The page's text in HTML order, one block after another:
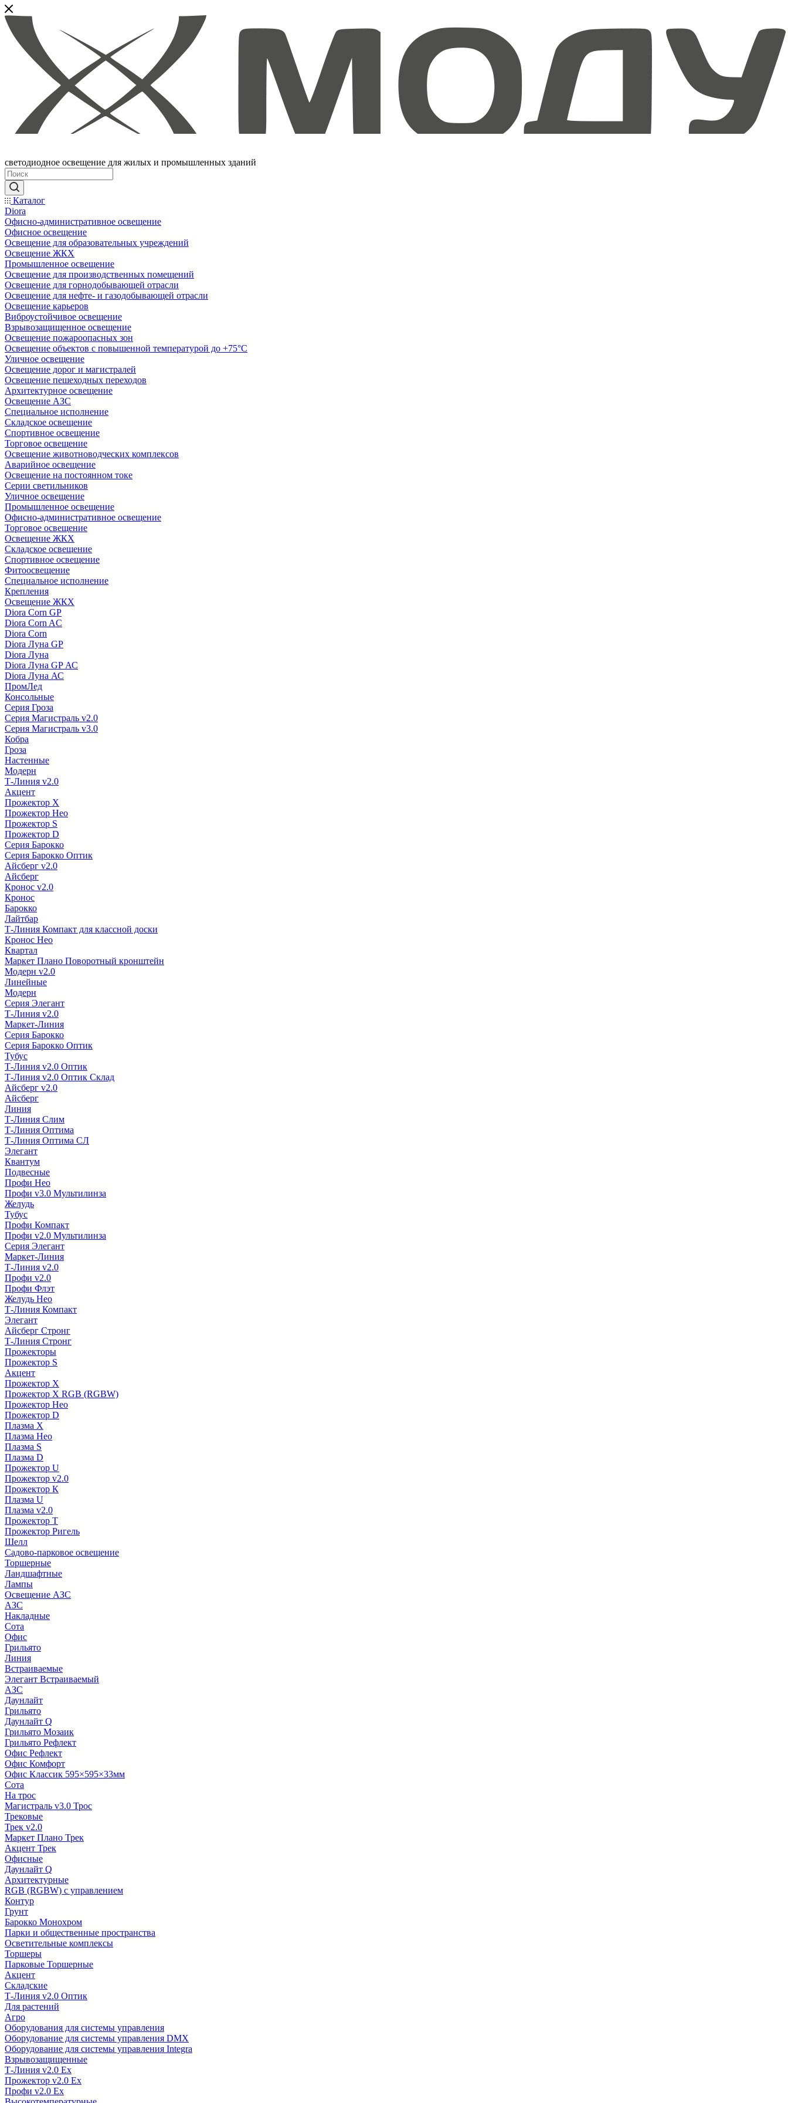
светодиодное освещение для жилых и промышленных зданий
Каталог
Diora
Офисно-административное освещение
Офисное освещение
Освещение для образовательных учреждений
Освещение ЖКХ
Промышленное освещение
Освещение для производственных помещений
Освещение для горнодобывающей отрасли
Освещение для нефте- и газодобывающей отрасли
Освещение карьеров
Виброустойчивое освещение
Взрывозащищенное освещение
Освещение пожароопасных зон
Освещение объектов с повышенной температурой до +75°C
Уличное освещение
Освещение дорог и магистралей
Освещение пешеходных переходов
Архитектурное освещение
Освещение АЗС
Специальное исполнение
Складское освещение
Спортивное освещение
Торговое освещение
Освещение животноводческих комплексов
Аварийное освещение
Освещение на постоянном токе
Серии светильников
Уличное освещение
Промышленное освещение
Офисно-административное освещение
Торговое освещение
Освещение ЖКХ
Складское освещение
Спортивное освещение
Фитоосвещение
Специальное исполнение
Крепления
Освещение ЖКХ
Diora Corn GP
Diora Corn AC
Diora Corn
Diora Луна GP
Diora Луна
Diora Луна GP АС
Diora Луна АС
ПромЛед
Консольные
Серия Гроза
Серия Магистраль v2.0
Серия Магистраль v3.0
Кобра
Гроза
Настенные
Модерн
Т-Линия v2.0
Акцент
Прожектор X
Прожектор Нео
Прожектор S
Прожектор D
Серия Барокко
Серия Барокко Оптик
Айсберг v2.0
Айсберг
Кронос v2.0
Кронос
Барокко
Лайтбар
Т-Линия Компакт для классной доски
Кронос Нео
Квартал
Маркет Плано Поворотный кронштейн
Модерн v2.0
Линейные
Модерн
Серия Элегант
Т-Линия v2.0
Маркет-Линия
Серия Барокко
Серия Барокко Оптик
Тубус
Т-Линия v2.0 Оптик
Т-Линия v2.0 Оптик Склад
Айсберг v2.0
Айсберг
Линия
Т-Линия Слим
Т-Линия Оптима
Т-Линия Оптима СЛ
Элегант
Квантум
Подвесные
Профи Нео
Профи v3.0 Мультилинза
Желудь
Тубус
Профи Компакт
Профи v2.0 Мультилинза
Серия Элегант
Маркет-Линия
Т-Линия v2.0
Профи v2.0
Профи Флэт
Желудь Нео
Т-Линия Компакт
Элегант
Айсберг Стронг
Т-Линия Стронг
Прожекторы
Прожектор S
Акцент
Прожектор X
Прожектор Х RGB (RGBW)
Прожектор Нео
Прожектор D
Плазма X
Плазма Нео
Плазма S
Плазма D
Прожектор U
Прожектор v2.0
Прожектор К
Плазма U
Плазма v2.0
Прожектор Т
Прожектор Ригель
Шелл
Садово-парковое освещение
Торшерные
Ландшафтные
Лампы
Освещение АЗС
АЗС
Накладные
Сота
Офис
Грильято
Линия
Встраиваемые
Элегант Встраиваемый
АЗС
Даунлайт
Грильято
Даунлайт Q
Грильято Мозаик
Грильято Рефлект
Офис Рефлект
Офис Комфорт
Офис Классик 595×595×33мм
Сота
На трос
Магистраль v3.0 Трос
Трековые
Трек v2.0
Маркет Плано Трек
Акцент Трек
Офисные
Даунлайт Q
Архитектурные
RGB (RGBW) с управлением
Контур
Грунт
Барокко Монохром
Парки и общественные пространства
Осветительные комплексы
Торшеры
Парковые Торшерные
Акцент
Складские
Т-Линия v2.0 Оптик
Для растений
Агро
Оборудования для системы управления
Оборудование для системы управления DMX
Оборудование для системы управления Integra
Взрывозащищенные
Т-Линия v2.0 Ex
Прожектор v2.0 Ex
Профи v2.0 Ex